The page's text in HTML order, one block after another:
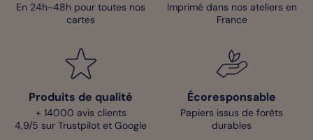
En 24h-48h pour toutes nos
cartes
Imprimé dans nos ateliers en
France
Produits de qualité
+ 14000 avis clients
4,9/5 sur Trustpilot et Google
Écoresponsable
Papiers issus de forêts
durables